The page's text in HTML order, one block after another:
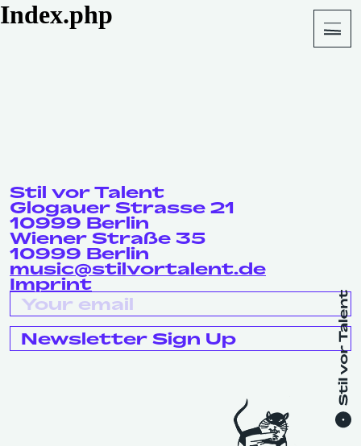
About
Index.php
Stil vor Talent
Glogauer Strasse 21
10999 Berlin
Wiener Straße 35
10999 Berlin
music@stilvortalent.de
Imprint